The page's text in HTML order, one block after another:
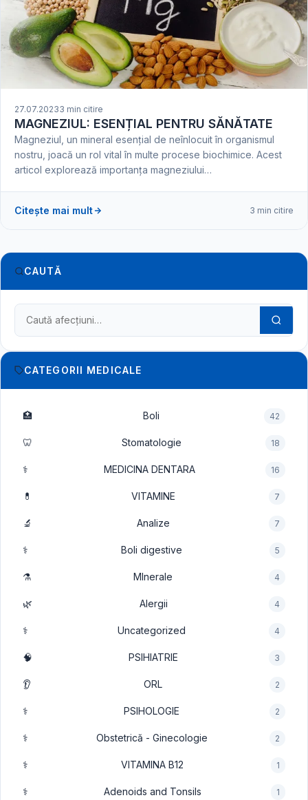
27.07.20233 min citire
MAGNEZIUL: ESENȚIAL PENTRU SĂNĂTATE
Magneziul, un mineral esențial de neînlocuit în organismul
nostru, joacă un rol vital în multe procese biochimice. Acest
articol explorează importanța magneziului…
Citește mai mult 3 min citire
CAUTĂ
Caută în dicționarul medical
CATEGORII MEDICALE
🏥 Boli 42
🦷 Stomatologie 18
⚕️ MEDICINA DENTARA 16
💊 VITAMINE 7
🔬 Analize 7
⚕️ Boli digestive 5
⚗️ MInerale 4
🌿 Alergii 4
⚕️ Uncategorized 4
🧠 PSIHIATRIE 3
👂 ORL 2
⚕️ PSIHOLOGIE 2
⚕️ Obstetrică - Ginecologie 2
⚕️ VITAMINA B12 1
⚕️ Adenoids and Tonsils 1